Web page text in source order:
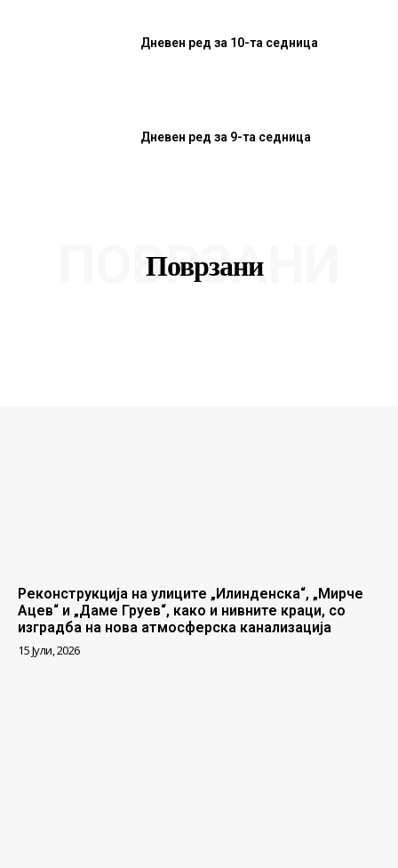
Дневен ред за 10-та седница
Дневен ред за 9-та седница
Поврзани
ПОВРЗАНИ
Реконструкција на улиците „Илинденска“, „Мирче
Ацев“ и „Даме Груев“, како и нивните краци, со
изградба на нова атмосферска канализација
15 Јули, 2026